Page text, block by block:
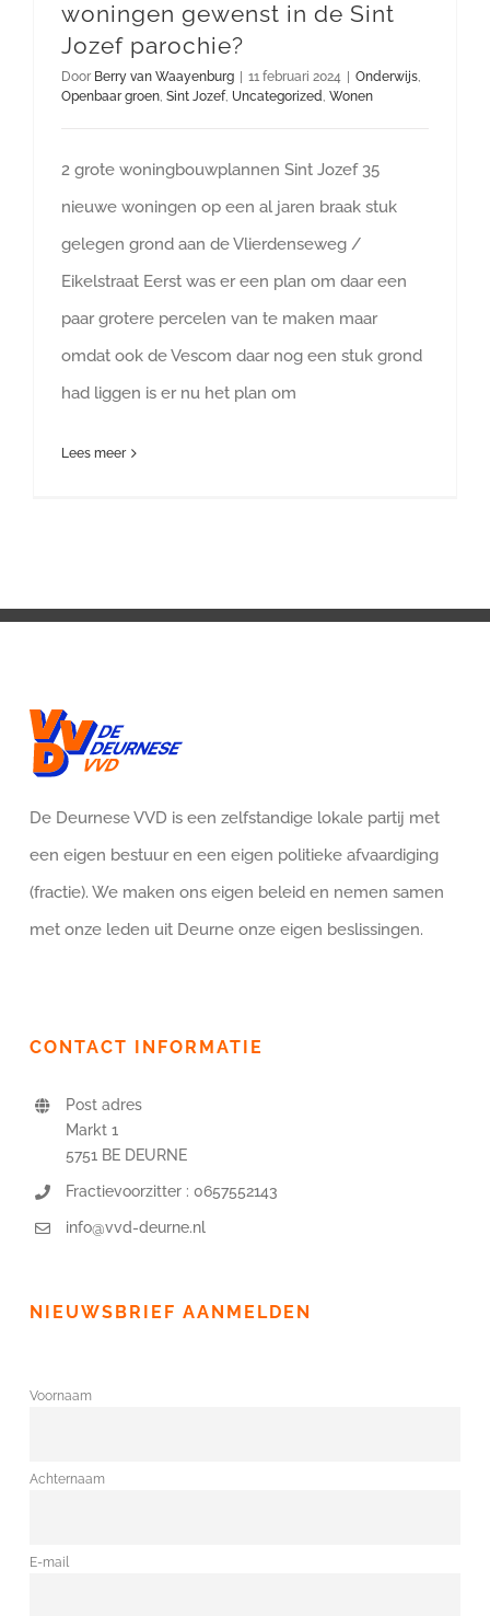
woningen gewenst in de Sint
Jozef parochie?
Door Berry van Waayenburg 11 februari 2024 Onderwijs,
Openbaar groen, Sint Jozef, Uncategorized, Wonen
2 grote woningbouwplannen Sint Jozef 35
nieuwe woningen op een al jaren braak stuk
gelegen grond aan de Vlierdenseweg /
Eikelstraat Eerst was er een plan om daar een
paar grotere percelen van te maken maar
omdat ook de Vescom daar nog een stuk grond
had liggen is er nu het plan om
Lees meer
De Deurnese VVD is een zelfstandige lokale partij met
een eigen bestuur en een eigen politieke afvaardiging
(fractie). We maken ons eigen beleid en nemen samen
met onze leden uit Deurne onze eigen beslissingen.
CONTACT INFORMATIE
Post adres
Markt 1
5751 BE DEURNE
Fractievoorzitter : 0657552143
info@vvd-deurne.nl
NIEUWSBRIEF AANMELDEN
Voornaam
Achternaam
E-mail